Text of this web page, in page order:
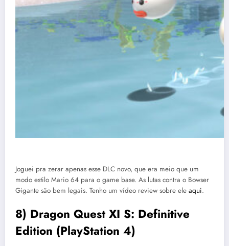
Joguei pra zerar apenas esse DLC novo, que era meio que um
modo estilo Mario 64 para o game base. As lutas contra o Bowser
Gigante são bem legais. Tenho um vídeo review sobre ele aqui.
8) Dragon Quest XI S: Definitive
Edition (PlayStation 4)